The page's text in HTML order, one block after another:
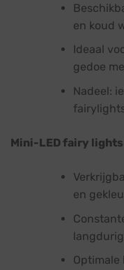
en koud
Ideaal
gedoe
Nadeel:
Mini-LED fairy
en